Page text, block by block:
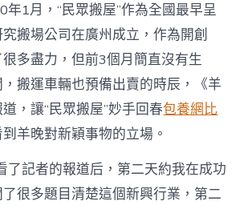
年1月，“民眾搬屋”作為全國最早呈
究搬場公司在廣州成立，作為開創
多盡力，但前3個月簡直沒有生
搬運車輛也預備出賣的時辰，《羊
，讓“民眾搬屋”妙手回春包養網比
羊晚對新穎事物的立場。
了記者的報道后，第二天約我在成功
很多題目清楚這個新興行業，第二